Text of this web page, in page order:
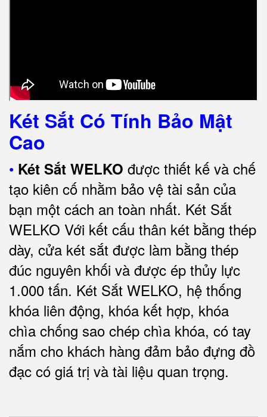
Két Sắt Có Tính Bảo Mật
Cao
• Két Sắt WELKO được thiết kế và chế
tạo kiên cố nhằm bảo vệ tài sản của
bạn một cách an toàn nhất. Két Sắt
WELKO Với kết cấu thân két bằng thép
dày, cửa két sắt được làm bằng thép
đúc nguyên khối và được ép thủy lực
1.000 tấn. Két Sắt WELKO, hệ thống
khóa liên động, khóa kết hợp, khóa
chìa chống sao chép chìa khóa, có tay
nắm cho khách hàng đảm bảo đựng đồ
đạc có giá trị và tài liệu quan trọng.